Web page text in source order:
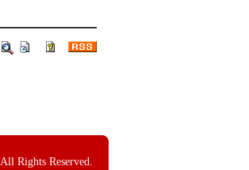
All Rights Reserved.